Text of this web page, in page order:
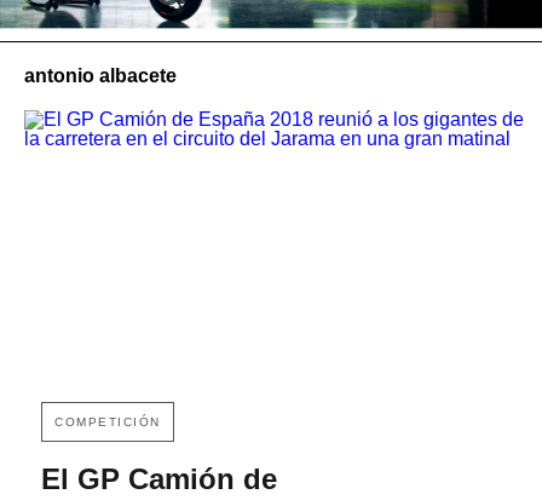
antonio albacete
COMPETICIÓN
El GP Camión de